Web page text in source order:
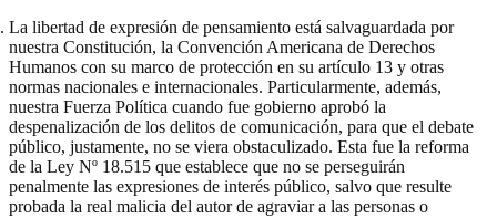
La libertad de expresión de pensamiento está salvaguardada por
nuestra Constitución, la Convención Americana de Derechos
Humanos con su marco de protección en su artículo 13 y otras
normas nacionales e internacionales. Particularmente, además,
nuestra Fuerza Política cuando fue gobierno aprobó la
despenalización de los delitos de comunicación, para que el debate
público, justamente, no se viera obstaculizado. Esta fue la reforma
de la Ley Nº 18.515 que establece que no se perseguirán
penalmente las expresiones de interés público, salvo que resulte
probada la real malicia del autor de agraviar a las personas o